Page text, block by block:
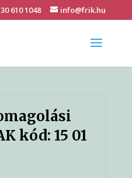
610 1048 info@frik.hu
kód: 15 01